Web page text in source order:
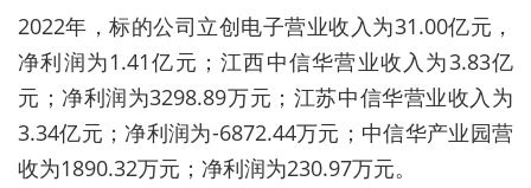
2022年，标的公司立创电子营业收入为31.00亿元，
净利润为1.41亿元；江西中信华营业收入为3.83亿
元；净利润为3298.89万元；江苏中信华营业收入为
3.34亿元；净利润为-6872.44万元；中信华产业园营
收为1890.32万元；净利润为230.97万元。